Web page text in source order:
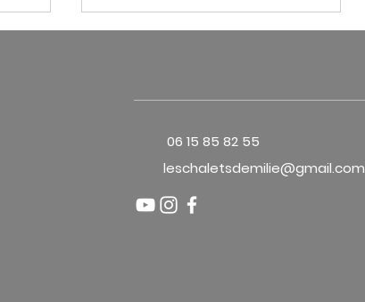
Moselle sud et Parc naturel
régional des Vosges du nord,
06 15 85 82 55
leschaletsdemilie@gmail.com